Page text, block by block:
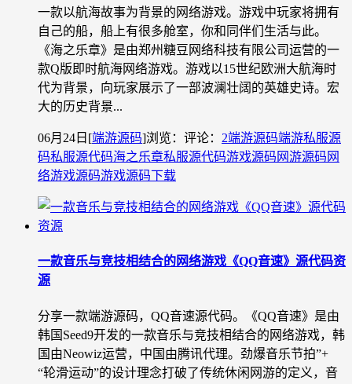
一款以航海故事为背景的网络游戏。游戏中玩家将拥有
自己的船，船上有很多舱室，你和同伴们生活与此。
《海之乐章》是由郑州糖豆网络科技有限公司运营的一
款Q版即时航海网络游戏。游戏以15世纪欧洲大航海时
代为背景，向玩家展示了一部波澜壮阔的英雄史诗。宏
大的历史背景...
06月24日 [端游源码]浏览： 评论： 2端游源码端游私服源
码私服源代码海之乐章私服源代码游戏源码 网游源码 网
络游戏源码游戏源码下载
一款音乐与竞技相结合的网络游戏《QQ音速》源代码资
源
分享一款端游源码，QQ音速源代码。《QQ音速》是由
韩国Seed9开发的一款音乐与竞技相结合的网络游戏，韩
国由Neowiz运营，中国由腾讯代理。劲爆音乐节拍”+
“轮滑运动”的设计理念打破了传统休闲网游的定义，音